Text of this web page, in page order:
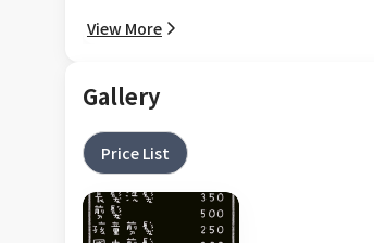
View More
Gallery
Price List